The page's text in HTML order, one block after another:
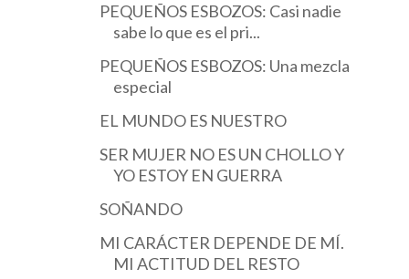
PEQUEÑOS ESBOZOS: Casi nadie
sabe lo que es el pri...
PEQUEÑOS ESBOZOS: Una mezcla
especial
EL MUNDO ES NUESTRO
SER MUJER NO ES UN CHOLLO Y
YO ESTOY EN GUERRA
SOÑANDO
MI CARÁCTER DEPENDE DE MÍ.
MI ACTITUD DEL RESTO